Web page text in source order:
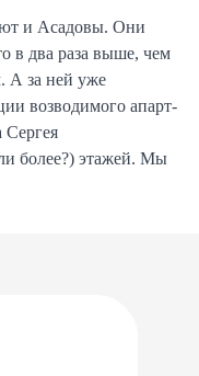
и Асадовы. Они
в два раза выше, чем
А за ней уже
возводимого апарт-
Сергея
более?) этажей. Мы